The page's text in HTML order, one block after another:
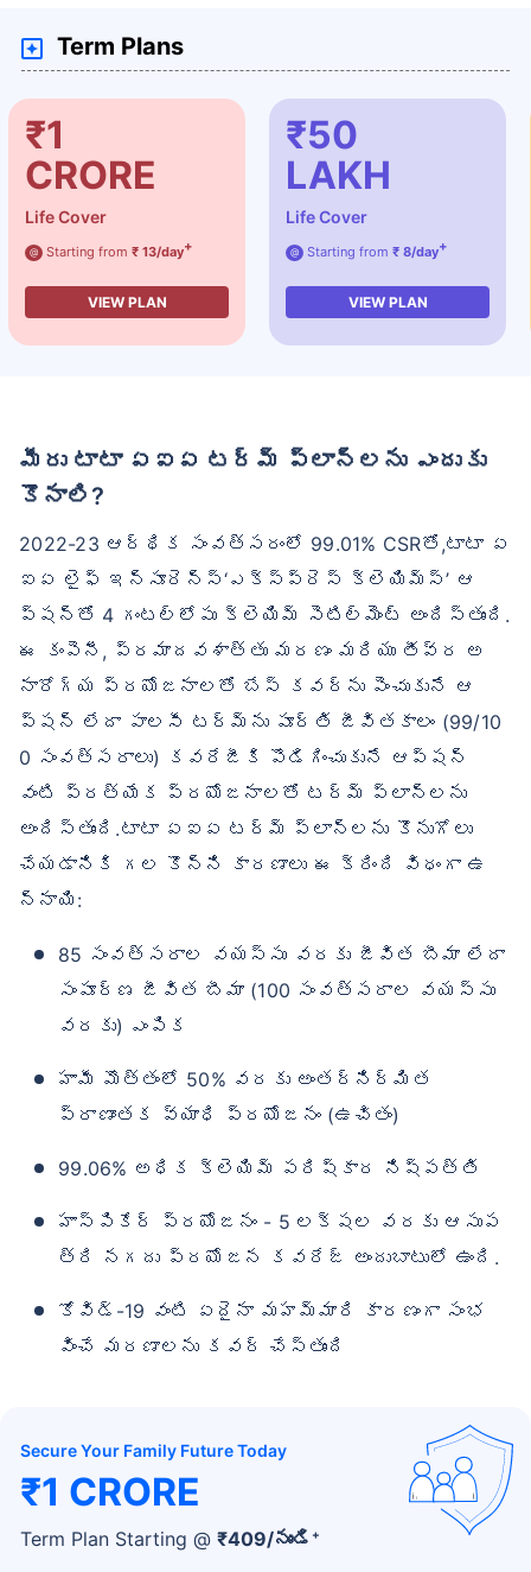
Term Plans
₹1
CRORE
Life Cover
@ Starting from ₹ 13/day+
VIEW PLAN
₹50
LAKH
Life Cover
@ Starting from ₹ 8/day+
VIEW PLAN
మీరు టాటా ఏఐఏ టర్మ్ ప్లాన్‌లను ఎందుకు
కొనాలి?
2022-23 ఆర్థిక సంవత్సరంలో 99.01% CSRతో,టాటా ఏ
ఐఏ లైఫ్ ఇన్సూరెన్స్‘ఎక్స్‌ప్రెస్ క్లెయిమ్స్’ ఆ
ప్షన్‌తో 4 గంటల్లోపు క్లెయిమ్ సెటిల్‌మెంట్ అందిస్తుంది.
ఈ కంపెనీ, ప్రమాదవశాత్తు మరణం మరియు తీవ్ర అ
నారోగ్య ప్రయోజనాలతో బేస్ కవర్‌ను పెంచుకునే ఆ
ప్షన్ లేదా పాలసీ టర్మ్‌ను పూర్తి జీవితకాలం (99/10
0 సంవత్సరాలు) కవరేజీకి పొడిగించుకునే ఆప్షన్
వంటి ప్రత్యేక ప్రయోజనాలతో టర్మ్ ప్లాన్‌లను
అందిస్తుంది.టాటా ఏఐఏ టర్మ్ ప్లాన్‌లను కొనుగోలు
చేయడానికి గల కొన్ని కారణాలు ఈ క్రింది విధంగా ఉ
న్నాయి:
85 సంవత్సరాల వయస్సు వరకు జీవిత బీమా లేదా
సంపూర్ణ జీవిత బీమా (100 సంవత్సరాల వయస్సు
వరకు) ఎంపిక
హామీ మొత్తంలో 50% వరకు అంతర్నిర్మిత
ప్రాణాంతక వ్యాధి ప్రయోజనం (ఉచితం)
99.06% అధిక క్లెయిమ్ పరిష్కార నిష్పత్తి
హాస్పికేర్ ప్రయోజనం - 5 లక్షల వరకు ఆసుప
త్రి నగదు ప్రయోజన కవరేజ్ అందుబాటులో ఉంది.
కోవిడ్-19 వంటి ఏదైనా మహమ్మారి కారణంగా సంభ
వించే మరణాలను కవర్ చేస్తుంది
Secure Your Family Future Today
₹1 CRORE
Term Plan Starting @ ₹409/నుండి +